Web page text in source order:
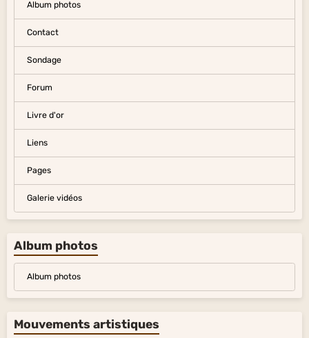
Album photos
Contact
Sondage
Forum
Livre d'or
Liens
Pages
Galerie vidéos
Album photos
Album photos
Mouvements artistiques